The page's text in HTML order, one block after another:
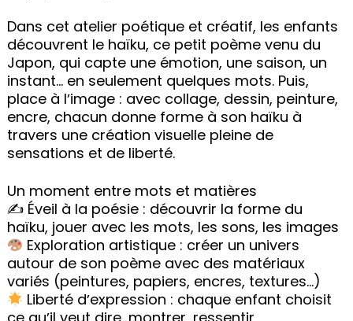
Dans cet atelier poétique et créatif, les enfants
découvrent le haïku, ce petit poème venu du
Japon, qui capte une émotion, une saison, un
instant… en seulement quelques mots. Puis,
place à lʼimage : avec collage, dessin, peinture,
encre, chacun donne forme à son haïku à
travers une création visuelle pleine de
sensations et de liberté.
Un moment entre mots et matières
✍ Éveil à la poésie : découvrir la forme du
haïku, jouer avec les mots, les sons, les images
Exploration artistique : créer un univers
autour de son poème avec des matériaux
variés (peintures, papiers, encres, textures…)
Liberté dʼexpression : chaque enfant choisit